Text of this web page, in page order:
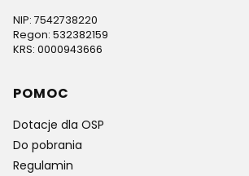
NIP: 7542738220
Regon: 532382159
KRS: 0000943666
Linki w stopce
POMOC
Dotacje dla OSP
Do pobrania
Regulamin